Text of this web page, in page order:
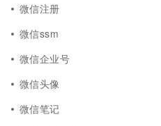
微信注册
微信ssm
微信企业号
微信头像
微信笔记